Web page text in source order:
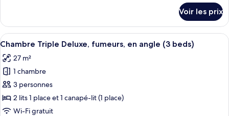
Supérieure,
fumeurs
(Double,
20sqm)
le
type
de
Chambre
Double
fumeurs
(Double,
20sqm)
Voir les prix
Afficher
toutes
les
photos
pour
ce
type
Une chambre d’hôtel avec deux
18
Chambre Triple Deluxe, fumeurs, en angle (3 beds)
27 m²
1 chambre
3 personnes
2 lits 1 place et 1 canapé-lit (1 place)
Wi-Fi gratuit